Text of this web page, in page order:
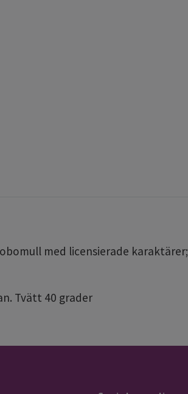
med licensierade
Tvätt 40 grader